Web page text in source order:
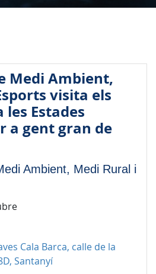
Medi Ambient,
visita els
Estades
a gent gran de
Ambient, Medi Rural i
Cala Barca, calle de la
Santanyí